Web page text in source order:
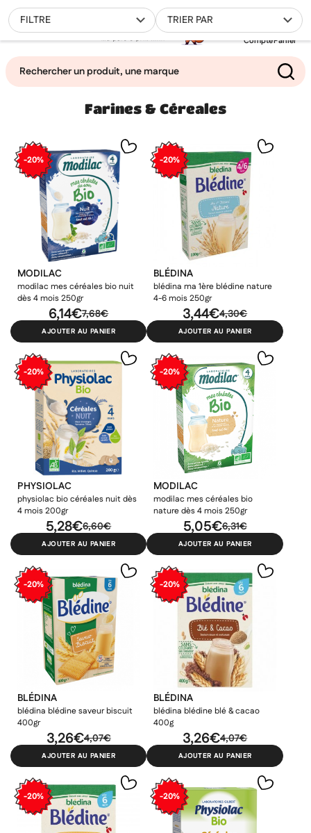
Compte
0
Panier
Filtrer
TRIER PAR
FILTRE
Farines & Céreales
-20%
MODILAC
modilac mes céréales bio nuit
dès 4 mois 250gr
7,68€
6,14€
AJOUTER AU PANIER
-20%
BLÉDINA
blédina ma 1ère blédine nature
4-6 mois 250gr
4,30€
3,44€
AJOUTER AU PANIER
-20%
PHYSIOLAC
physiolac bio céréales nuit dès
4 mois 200gr
6,60€
5,28€
AJOUTER AU PANIER
-20%
MODILAC
modilac mes céréales bio
nature dès 4 mois 250gr
6,31€
5,05€
AJOUTER AU PANIER
-20%
BLÉDINA
blédina blédine saveur biscuit
400gr
4,07€
3,26€
AJOUTER AU PANIER
-20%
BLÉDINA
blédina blédine blé & cacao
400g
4,07€
3,26€
AJOUTER AU PANIER
-20% -20%
Ajouter à ma liste d'envies ×
add_circle_outline Créer une nouvelle liste
((modalTitle))
((confirmMessage))
((cancelText)) ((modalDeleteText))
Créer une liste d'envies
Nom de la liste d'envies
Annuler Créer une liste d'envies
Connexion
Vous devez être connecté pour ajouter des produits à votre
Annuler Connexion